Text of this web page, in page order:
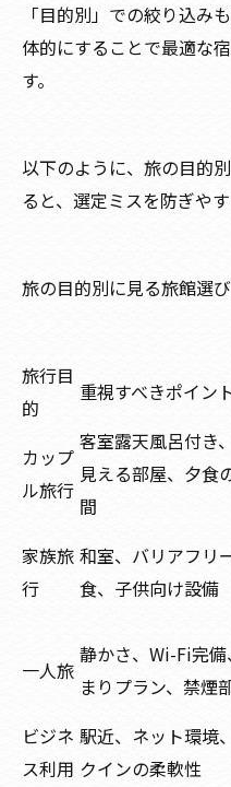
「目的別」での絞り込み
体的にすることで最適な
す。
以下のように、旅の目的
ると、選定ミスを防ぎやす
旅の目的別に見る旅館選
旅行目
的
重視すべきポイン
カップ
ル旅行
客室露天風呂付き
見える部屋、夕食
間
家族旅
行
和室、バリアフリ
食、子供向け設備
一人旅
静かさ、Wi-Fi完備
まりプラン、禁煙
ビジネ
ス利用
駅近、ネット環境
クインの柔軟性